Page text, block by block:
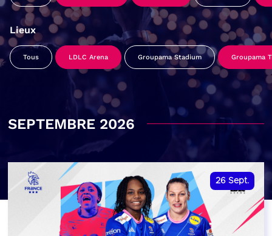
Lieux
Tous LDLC Arena Groupama Stadium Groupama
SEPTEMBRE 2026
26 Sept.